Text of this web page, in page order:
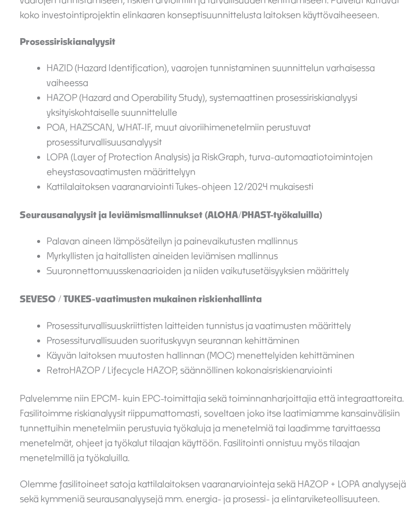
koko investointiprojektin elinkaaren konseptisuunnittelusta laitoksen käyttövaiheeseen.
Prosessiriskianalyysit
HAZID (Hazard Identification), vaarojen tunnistaminen suunnittelun varhaisessa
vaiheessa
HAZOP (Hazard and Operability Study), systemaattinen prosessiriskianalyysi
yksityiskohtaiselle suunnittelulle
POA, HAZSCAN, WHAT-IF, muut aivoriihimenetelmiin perustuvat
prosessiturvallisuusanalyysit
LOPA (Layer of Protection Analysis) ja RiskGraph, turva-automaatiotoimintojen
eheystasovaatimusten määrittelyyn
Kattilalaitoksen vaaranarviointi Tukes-ohjeen 12/2024 mukaisesti
Seurausanalyysit ja leviämismallinnukset (ALOHA/PHAST-työkaluilla)
Palavan aineen lämpösäteilyn ja painevaikutusten mallinnus
Myrkyllisten ja haitallisten aineiden leviämisen mallinnus
Suuronnettomuusskenaarioiden ja niiden vaikutusetäisyyksien määrittely
SEVESO / TUKES-vaatimusten mukainen riskienhallinta
Prosessiturvallisuuskriittisten laitteiden tunnistus ja vaatimusten määrittely
Prosessiturvallisuuden suorituskyvyn seurannan kehittäminen
Käyvän laitoksen muutosten hallinnan (MOC) menettelyiden kehittäminen
RetroHAZOP / Lifecycle HAZOP, säännöllinen kokonaisriskienarviointi
Palvelemme niin EPCM- kuin EPC-toimittajia sekä toiminnanharjoittajia että integraattoreita.
Fasilitoimme riskianalyysit riippumattomasti, soveltaen joko itse laatimiamme kansainvälisiin
tunnettuihin menetelmiin perustuvia työkaluja ja menetelmiä tai laadimme tarvittaessa
menetelmät, ohjeet ja työkalut tilaajan käyttöön. Fasilitointi onnistuu myös tilaajan
menetelmillä ja työkaluilla.
Olemme fasilitoineet satoja kattilalaitoksen vaaranarviointeja sekä HAZOP + LOPA analyysejä
sekä kymmeniä seurausanalyysejä mm. energia- ja prosessi- ja elintarviketeollisuuteen.